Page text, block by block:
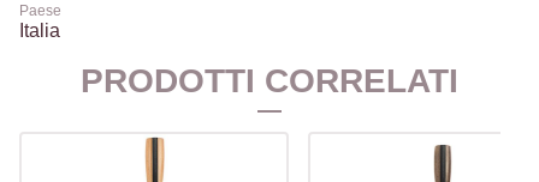
Paese
Italia
PRODOTTI CORRELATI